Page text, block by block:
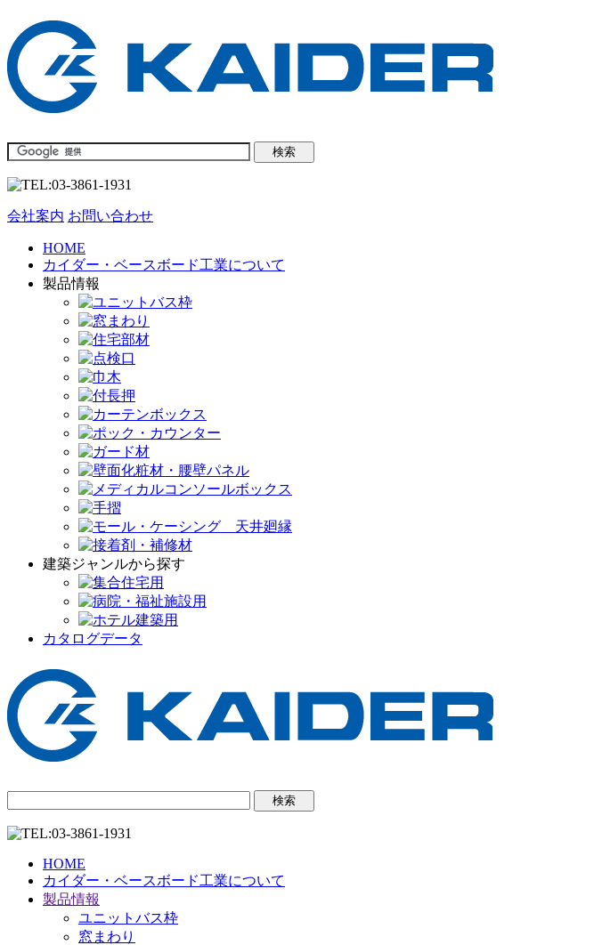
会社案内 お問い合わせ
HOME
カイダー・ベースボード工業について
製品情報
建築ジャンルから探す
カタログデータ
HOME
カイダー・ベースボード工業について
製品情報
ユニットバス枠
窓まわり